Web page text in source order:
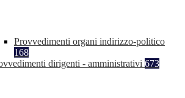
Provvedimenti organi indirizzo-politico
168
dirigenti - amministrativi 673